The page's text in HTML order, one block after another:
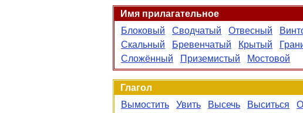
Имя прилагательное
Блоковый
Сводчатый Отвесный
Скальный
Бревенчатый Крытый
Сложённый
Приземистый Мостовой
Глагол
Вымостить
Увить Высечь Выситься